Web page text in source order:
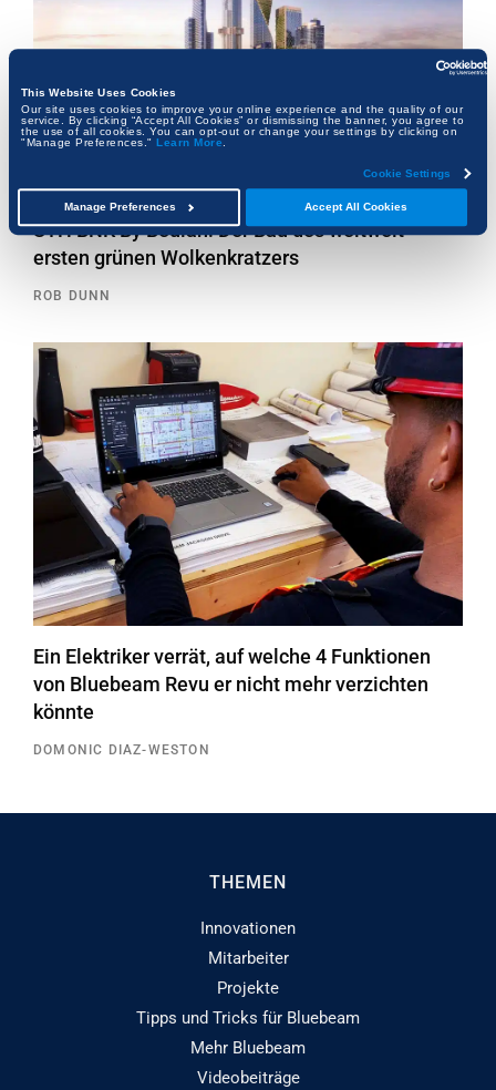
This Website Uses Cookies
Our site uses cookies to improve your online experience and the quality of our
service. By clicking “Accept All Cookies” or dismissing the banner, you agree to
the use of all cookies. You can opt-out or change your settings by clicking on
"Manage Preferences." Learn More
Cookie Settings
Accept All Cookies
Manage Preferences
STH BNK By Beulah: Der Bau des weltweit
ersten grünen Wolkenkratzers
ROB DUNN
Ein Elektriker verrät, auf welche 4 Funktionen
von Bluebeam Revu er nicht mehr verzichten
könnte
DOMONIC DIAZ-WESTON
THEMEN
Innovationen
Mitarbeiter
Projekte
Tipps und Tricks für Bluebeam
Mehr Bluebeam
Videobeiträge